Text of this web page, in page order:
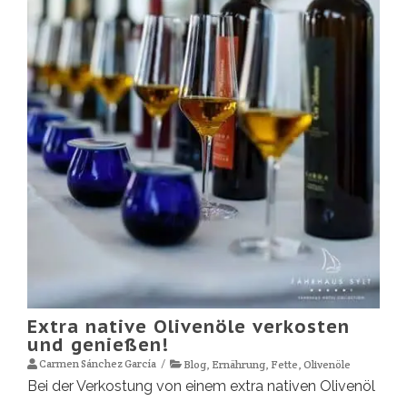
Extra native Olivenöle verkosten
und genießen!
Carmen Sánchez García Blog Ernährung Fette Olivenöle
Bei der Verkostung von einem extra nativen Olivenöl